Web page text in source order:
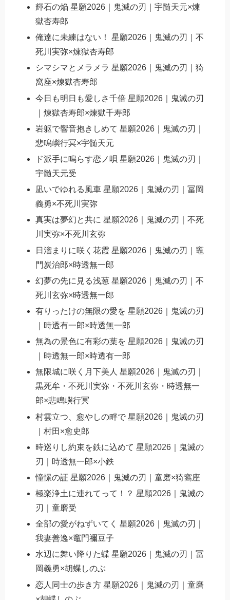
輝石の焔 星願2026｜鬼滅の刃｜宇髄天元×煉
獄杏寿郎
俺達に未練はない！ 星願2026｜鬼滅の刃｜不
死川実弥×煉獄杏寿郎
シマシマとメラメラ 星願2026｜鬼滅の刃｜猗
窩座×煉獄杏寿郎
今日も明日も愛しさ千倍 星願2026｜鬼滅の刃
｜煉獄杏寿郎×煉獄千寿郎
岩躯で響音抱きしめて 星願2026｜鬼滅の刃｜
悲鳴嶼行冥×宇髄天元
ド派手に鳴らす恋ノ唄 星願2026｜鬼滅の刃｜
宇髄天元受
凪いでゆれる風車 星願2026｜鬼滅の刃｜冨岡
義勇×不死川実弥
真実は夢幻と共に 星願2026｜鬼滅の刃｜不死
川実弥×不死川玄弥
日溜まりに咲く花霞 星願2026｜鬼滅の刃｜竈
門炭治郎×時透無一郎
幻夢の先に見る浅葱 星願2026｜鬼滅の刃｜不
死川玄弥×時透無一郎
有りったけの無限の愛を 星願2026｜鬼滅の刃
｜時透有一郎×時透無一郎
無為の景色に有彩の葉を 星願2026｜鬼滅の刃
｜時透無一郎×時透有一郎
無限城に咲く月下美人 星願2026｜鬼滅の刃｜
黒死牟・不死川実弥・不死川玄弥・時透無一
郎×悲鳴嶼行冥
村雲立つ、愈やしの畔で 星願2026｜鬼滅の刃
｜村田×愈史郎
時巡りし約束を鉄に込めて 星願2026｜鬼滅の
刃｜時透無一郎×小鉄
憧憬の証 星願2026｜鬼滅の刃｜童磨×猗窩座
極楽浄土に連れてって！？ 星願2026｜鬼滅の
刃｜童磨受
全部の愛がねずいてく 星願2026｜鬼滅の刃｜
我妻善逸×竈門禰豆子
水辺に舞い降りた蝶 星願2026｜鬼滅の刃｜冨
岡義勇×胡蝶しのぶ
恋人同士の歩き方 星願2026｜鬼滅の刃｜童磨